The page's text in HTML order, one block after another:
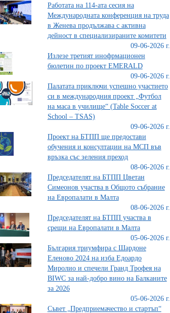
Работата на 114-ата сесия на
Международната конференция на труда
в Женева продължава с активна
дейност в специализираните комитети
09-06-2026 г.
Излезе третият инофрмационен
бюлетин по проект ЕMERALD
09-06-2026 г.
Палатата приключи успешно участието
си в международния проект „Футбол
на маса в училище“ (Table Soccer at
School – TSAS)
09-06-2026 г.
Проект на БТПП ще предостави
обучения и консултации на МСП във
връзка със зеления преход
08-06-2026 г.
Председателят на БТПП Цветан
Симеонов участва в Общото събрание
на Европалати в Малта
08-06-2026 г.
Председателят на БТПП участва в
срещи на Европалати в Малта
05-06-2026 г.
България триумфира с Шардоне
Еленово 2024 на изба Едоардо
Миролио и спечели Гранд Трофея на
BIWC за най-добро вино на Балканите
за 2026
05-06-2026 г.
Съвет „Предприемачество и стартъп“